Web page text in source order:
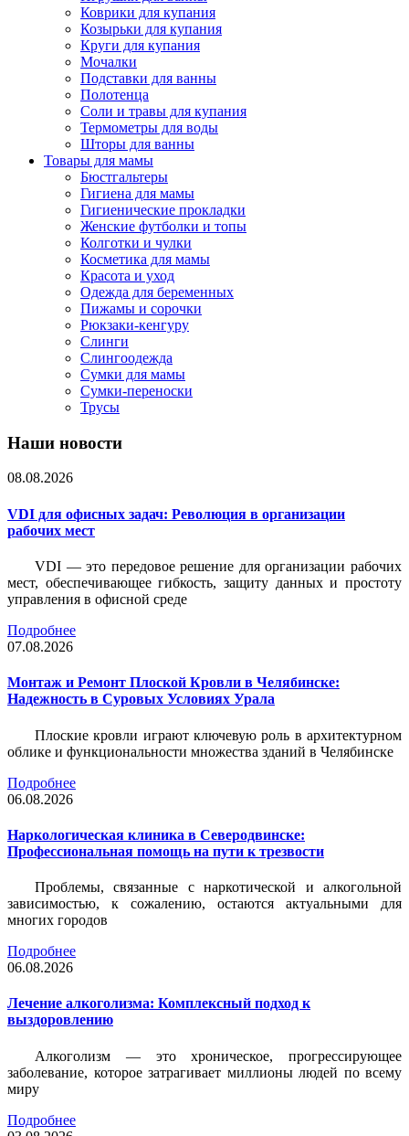
Коврики для купания
Козырьки для купания
Круги для купания
Мочалки
Подставки для ванны
Полотенца
Соли и травы для купания
Термометры для воды
Шторы для ванны
Товары для мамы
Бюстгальтеры
Гигиена для мамы
Гигиенические прокладки
Женские футболки и топы
Колготки и чулки
Косметика для мамы
Красота и уход
Одежда для беременных
Пижамы и сорочки
Рюкзаки-кенгуру
Слинги
Слингоодежда
Сумки для мамы
Сумки-переноски
Трусы
Наши новости
08.08.2026
VDI для офисных задач: Революция в организации
рабочих мест
VDI — это передовое решение для организации рабочих
мест, обеспечивающее гибкость, защиту данных и простоту
управления в офисной среде
Подробнее
07.08.2026
Монтаж и Ремонт Плоской Кровли в Челябинске:
Надежность в Суровых Условиях Урала
Плоские кровли играют ключевую роль в архитектурном
облике и функциональности множества зданий в Челябинске
Подробнее
06.08.2026
Наркологическая клиника в Северодвинске:
Профессиональная помощь на пути к трезвости
Проблемы, связанные с наркотической и алкогольной
зависимостью, к сожалению, остаются актуальными для
многих городов
Подробнее
06.08.2026
Лечение алкоголизма: Комплексный подход к
выздоровлению
Алкоголизм — это хроническое, прогрессирующее
заболевание, которое затрагивает миллионы людей по всему
миру
Подробнее